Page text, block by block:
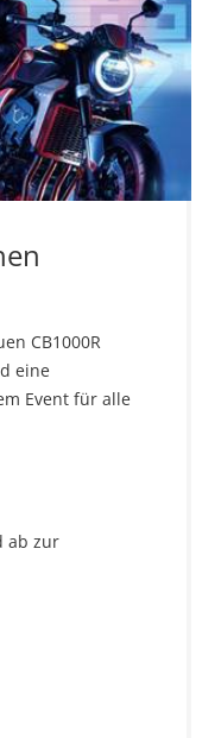
CB1000R
eine
Event für alle
ab zur